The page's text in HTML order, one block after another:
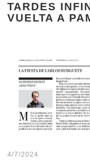
TARDES
VUELTA A
4/7/2024